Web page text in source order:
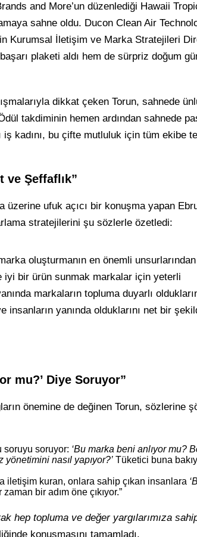
and More’un düzenlediği Hawaii
sahne oldu. Ducon Clean Air
Kurumsal İletişim ve Marka Stratejileri
plaketi aldı hem de sürpriz doğum
dikkat çeken Torun, sahnede
takdiminin hemen ardından sahnede
iş kadını, bu çifte mutluluk için tüm ekibe
ve Şeffaflık”
ufuk açıcı bir konuşma yapan
stratejilerini şu sözlerle özetledi:
oluşturmanın en önemli
iyi bir ürün sunmak markalar için yeterli
markaların topluma duyarlı
yanında olduklarını net bir
mu?’ Diye Soruyor”
önemine de değinen Torun, sözlerine
soruyu soruyor: ‘Bu marka beni anlıyor mu?
yönetimini nasıl yapıyor?’ Tüketici buna
iletişim kuran, onlara sahip çıkan insanlara
bir adım öne çıkıyor.”
hep topluma ve değer yargılarımıza
konuşmasını tamamladı.